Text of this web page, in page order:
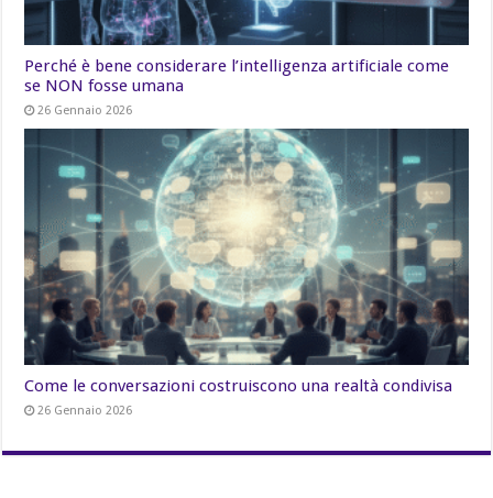
Perché è bene considerare l’intelligenza artificiale come
se NON fosse umana
26 Gennaio 2026
Come le conversazioni costruiscono una realtà condivisa
26 Gennaio 2026